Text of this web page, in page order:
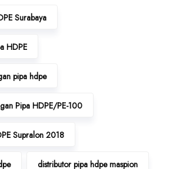
Surabaya
HDPE
pipa hdpe
Pipa HDPE/PE-100
Supralon 2018
distributor pipa hdpe maspion